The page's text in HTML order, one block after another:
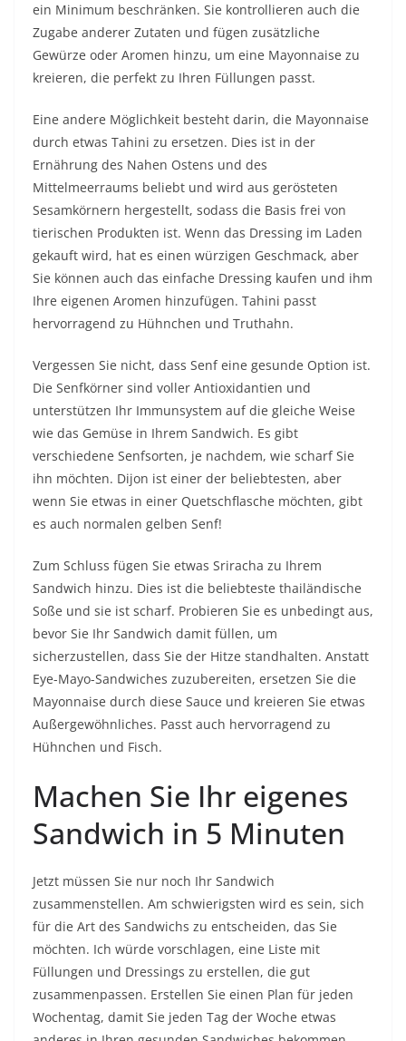
ein Minimum beschränken. Sie kontrollieren auch die
Zugabe anderer Zutaten und fügen zusätzliche
Gewürze oder Aromen hinzu, um eine Mayonnaise zu
kreieren, die perfekt zu Ihren Füllungen passt.
Eine andere Möglichkeit besteht darin, die Mayonnaise
durch etwas Tahini zu ersetzen. Dies ist in der
Ernährung des Nahen Ostens und des
Mittelmeerraums beliebt und wird aus gerösteten
Sesamkörnern hergestellt, sodass die Basis frei von
tierischen Produkten ist. Wenn das Dressing im Laden
gekauft wird, hat es einen würzigen Geschmack, aber
Sie können auch das einfache Dressing kaufen und ihm
Ihre eigenen Aromen hinzufügen. Tahini passt
hervorragend zu Hühnchen und Truthahn.
Vergessen Sie nicht, dass Senf eine gesunde Option ist.
Die Senfkörner sind voller Antioxidantien und
unterstützen Ihr Immunsystem auf die gleiche Weise
wie das Gemüse in Ihrem Sandwich. Es gibt
verschiedene Senfsorten, je nachdem, wie scharf Sie
ihn möchten. Dijon ist einer der beliebtesten, aber
wenn Sie etwas in einer Quetschflasche möchten, gibt
es auch normalen gelben Senf!
Zum Schluss fügen Sie etwas Sriracha zu Ihrem
Sandwich hinzu. Dies ist die beliebteste thailändische
Soße und sie ist scharf. Probieren Sie es unbedingt aus,
bevor Sie Ihr Sandwich damit füllen, um
sicherzustellen, dass Sie der Hitze standhalten. Anstatt
Eye-Mayo-Sandwiches zuzubereiten, ersetzen Sie die
Mayonnaise durch diese Sauce und kreieren Sie etwas
Außergewöhnliches. Passt auch hervorragend zu
Hühnchen und Fisch.
Machen Sie Ihr eigenes
Sandwich in 5 Minuten
Jetzt müssen Sie nur noch Ihr Sandwich
zusammenstellen. Am schwierigsten wird es sein, sich
für die Art des Sandwichs zu entscheiden, das Sie
möchten. Ich würde vorschlagen, eine Liste mit
Füllungen und Dressings zu erstellen, die gut
zusammenpassen. Erstellen Sie einen Plan für jeden
Wochentag, damit Sie jeden Tag der Woche etwas